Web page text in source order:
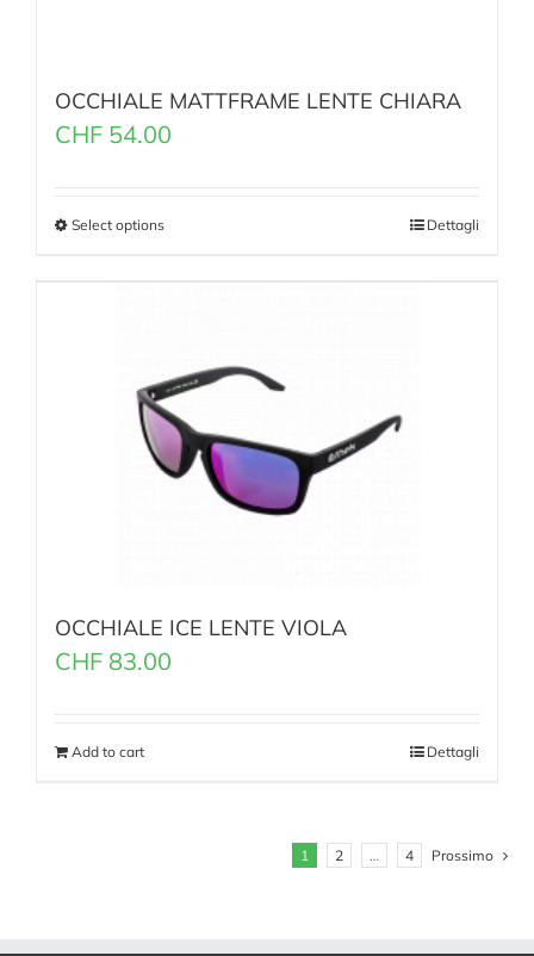
OCCHIALE MATTFRAME LENTE CHIARA
CHF 54.00
Select options Dettagli
OCCHIALE ICE LENTE VIOLA
CHF 83.00
Add to cart Dettagli
1 2 … 4 Prossimo